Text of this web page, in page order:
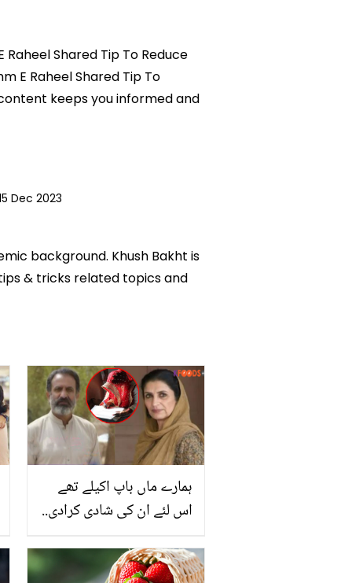
Shared Tip To Reduce
E Raheel Shared Tip To
keeps you informed and
Dec 2023
background. Khush Bakht is
& tricks related topics and
ہمارے ماں باپ اکیلے تھے
اس لئے ان کی شادی کرادی..
والدین کو ان کی شادی کے